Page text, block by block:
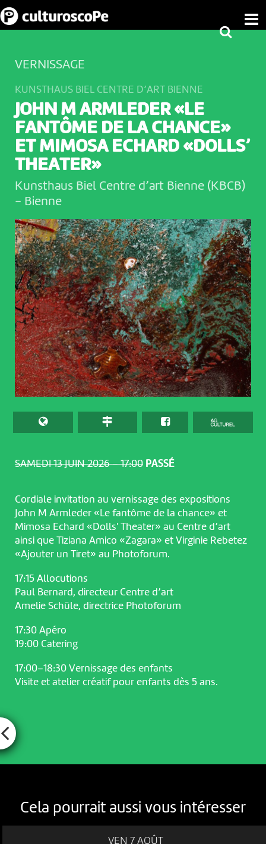
SAMEDI 13 JUIN 2026 – 17:00 PASSÉ
VERNISSAGE
KUNSTHAUS BIEL CENTRE D’ART BIENNE
JOHN M ARMLEDER «LE
FANTÔME DE LA CHANCE»
ET MIMOSA ECHARD «DOLLS’
THEATER»
Kunsthaus Biel Centre d’art Bienne (KBCB)
- Bienne
Cordiale invitation au vernissage des expositions
John M Armleder «Le fantôme de la chance» et
Mimosa Echard «Dolls' Theater» au Centre d’art
ainsi que Tiziana Amico «Zagara» et Virginie Rebetez
«Ajouter un Tiret» au Photoforum.
17:15 Allocutions
Paul Bernard, directeur Centre d’art
Amelie Schüle, directrice Photoforum
17:30 Apéro
19:00 Catering
17:00–18:30 Vernissage des enfants
Visite et atelier créatif pour enfants dès 5 ans.
Cela pourrait aussi vous intéresser
VEN 7 AOÛT